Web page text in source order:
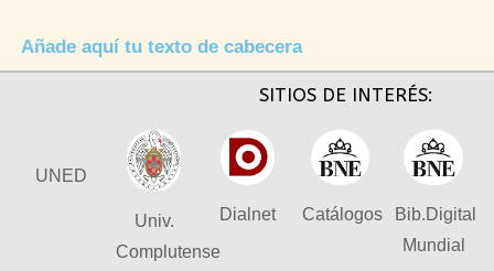
Añade aquí tu texto de cabecera
SITIOS DE INTERÉS:
UNED
Univ.
Complutense
Dialnet Catálogos
Bib.Digital
Mundial